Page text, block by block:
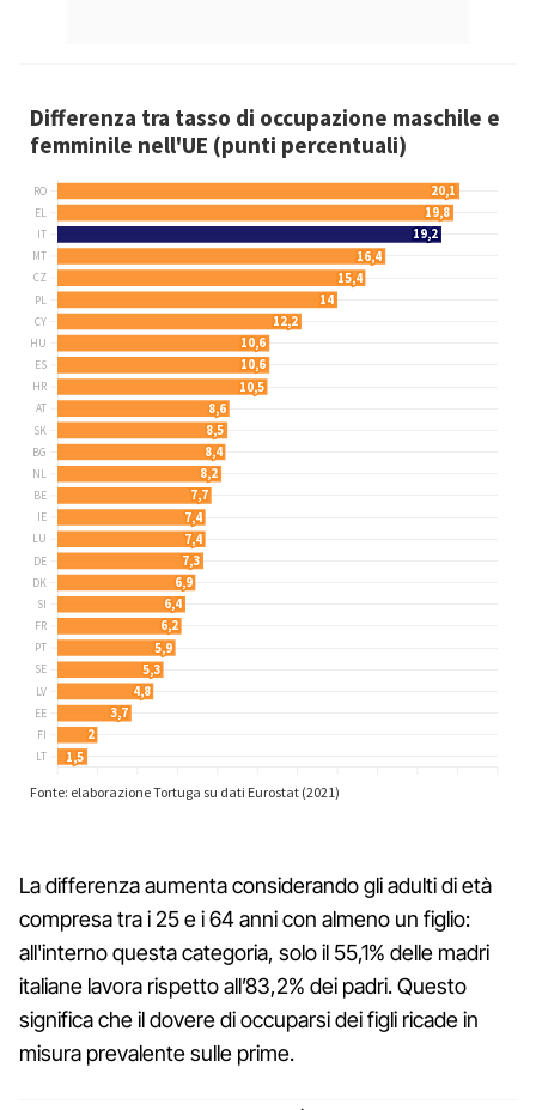
La differenza aumenta considerando gli adulti di età
compresa tra i 25 e i 64 anni con almeno un figlio:
all'interno questa categoria, solo il 55,1% delle madri
italiane lavora rispetto all’83,2% dei padri. Questo
significa che il dovere di occuparsi dei figli ricade in
misura prevalente sulle prime.